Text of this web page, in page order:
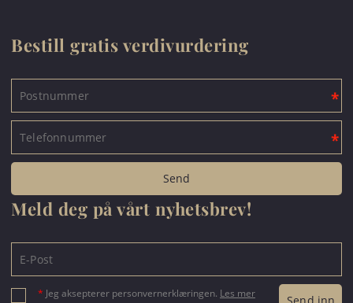
Bestill gratis verdivurdering
Meld deg på vårt nyhetsbrev!
* Jeg aksepterer personvernerklæringen. Les mer